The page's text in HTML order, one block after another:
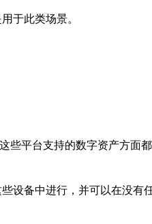
于此类场景。
些平台支持的数字资产方面都
设备中进行，并可以在没有